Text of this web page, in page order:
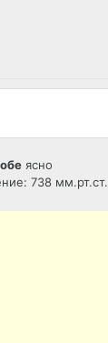
ясно
738 мм.рт.ст.